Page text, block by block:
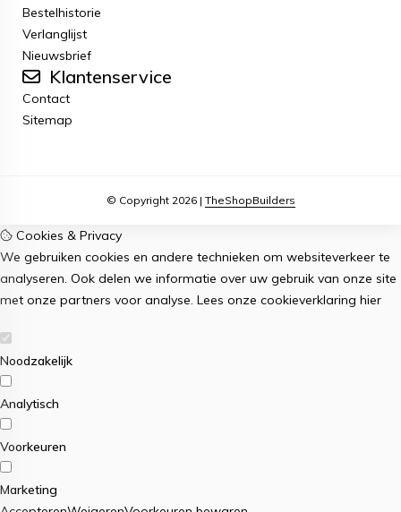
Bestelhistorie
Verlanglijst
Nieuwsbrief
Klantenservice
Contact
Sitemap
© Copyright 2026 | TheShopBuilders
Cookies & Privacy
We gebruiken cookies en andere technieken om websiteverkeer te
analyseren. Ook delen we informatie over uw gebruik van onze site
met onze partners voor analyse. Lees onze cookieverklaring hier
Noodzakelijk
Analytisch
Voorkeuren
Marketing